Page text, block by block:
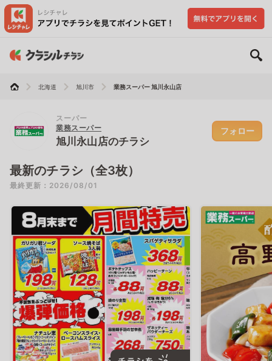
北海道 旭川市 業務スーパー 旭川永山店
スーパー
業務スーパー
旭川永山店のチラシ
フォロー
最新のチラシ（全3枚）
最終更新：2026/08/01